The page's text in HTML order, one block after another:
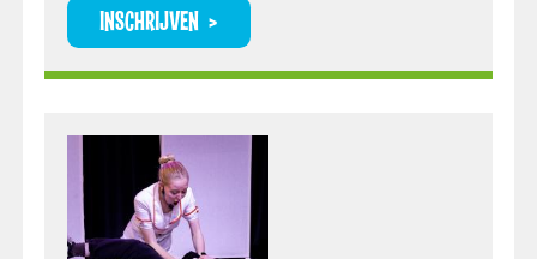
INSCHRIJVEN